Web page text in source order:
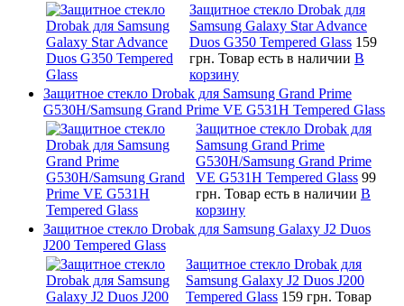
Защитное стекло Drobak для
Samsung Galaxy Star Advance
Duos G350 Tempered Glass 159
грн. Товар есть в наличии В
корзину
Защитное стекло Drobak для Samsung Grand Prime
G530H/Samsung Grand Prime VE G531H Tempered Glass
Защитное стекло Drobak для
Samsung Grand Prime
G530H/Samsung Grand Prime
VE G531H Tempered Glass 99
грн. Товар есть в наличии В
корзину
Защитное стекло Drobak для Samsung Galaxy J2 Duos
J200 Tempered Glass
Защитное стекло Drobak для
Samsung Galaxy J2 Duos J200
Tempered Glass 159 грн. Товар